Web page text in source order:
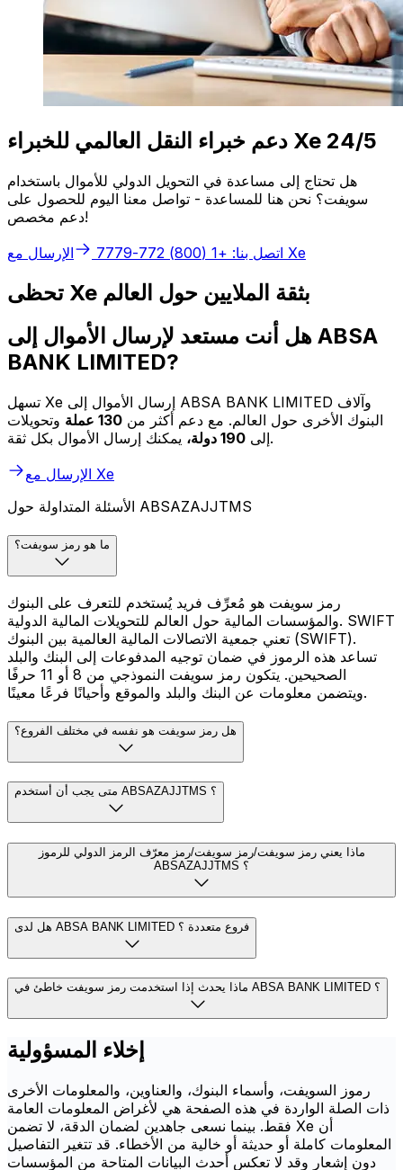
دعم خبراء النقل العالمي للخبراء Xe 24/5
هل تحتاج إلى مساعدة في التحويل الدولي للأموال باستخدام
سويفت؟ نحن هنا للمساعدة - تواصل معنا اليوم للحصول على
دعم مخصص!
اتصل بنا: +1 (800) 772-7779 الإرسال مع Xe
تحظى Xe بثقة الملايين حول العالم
هل أنت مستعد لإرسال الأموال إلى ABSA
BANK LIMITED?
تسهل Xe إرسال الأموال إلى ABSA BANK LIMITED وآلاف
البنوك الأخرى حول العالم. مع دعم أكثر من 130 عملة
وتحويلات
إلى 190 دولة،
يمكنك إرسال الأموال بكل ثقة.
الإرسال مع Xe
الأسئلة المتداولة حول ABSAZAJJTMS
ما هو رمز سويفت؟
رمز سويفت هو مُعرِّف فريد يُستخدم للتعرف على البنوك
والمؤسسات المالية حول العالم للتحويلات المالية الدولية. SWIFT
تعني جمعية الاتصالات المالية العالمية بين البنوك (SWIFT).
تساعد هذه الرموز في ضمان توجيه المدفوعات إلى البنك والبلد
الصحيحين. يتكون رمز سويفت النموذجي من 8 أو 11 حرفًا
ويتضمن معلومات عن البنك والبلد والموقع وأحيانًا فرعًا معينًا.
هل رمز سويفت هو نفسه في مختلف الفروع؟
متى يجب أن أستخدم ABSAZAJJTMS ؟
ماذا يعني رمز سويفت/رمز سويفت/رمز معرّف الرمز الدولي للرموز
ABSAZAJJTMS ؟
هل لدى ABSA BANK LIMITED فروع متعددة ؟
ماذا يحدث إذا استخدمت رمز سويفت خاطئ في ABSA BANK LIMITED ؟
إخلاء المسؤولية
رموز السويفت، وأسماء البنوك، والعناوين، والمعلومات الأخرى
ذات الصلة الواردة في هذه الصفحة هي لأغراض المعلومات العامة
فقط. بينما نسعى جاهدين لضمان الدقة، لا تضمن Xe أن
المعلومات كاملة أو حديثة أو خالية من الأخطاء. قد تتغير التفاصيل
دون إشعار وقد لا تعكس أحدث البيانات المتاحة من المؤسسات